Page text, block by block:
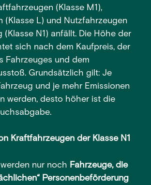
(Klasse M1),
(Klasse L) und Nutzfahrzeugen
N1) anfällt. Die Höhe der
sich nach dem Kaufpreis, der
Fahrzeuges und dem
Grundsätzlich gilt: Je
und je mehr Emissionen
werden, desto höher ist die
Kraftfahrzeugen der Klasse N1
nur noch Fahrzeuge, die
Personenbeförderung